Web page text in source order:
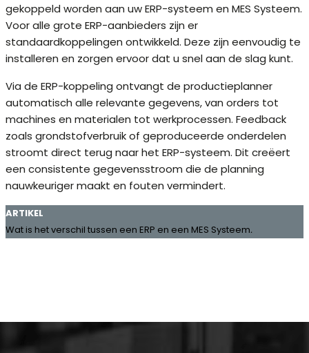
gekoppeld worden aan uw ERP-systeem en MES Systeem.
Voor alle grote ERP-aanbieders zijn er
standaardkoppelingen ontwikkeld. Deze zijn eenvoudig te
installeren en zorgen ervoor dat u snel aan de slag kunt.
Via de ERP-koppeling ontvangt de productieplanner
automatisch alle relevante gegevens, van orders tot
machines en materialen tot werkprocessen. Feedback
zoals grondstofverbruik of geproduceerde onderdelen
stroomt direct terug naar het ERP-systeem. Dit creëert
een consistente gegevensstroom die de planning
nauwkeuriger maakt en fouten vermindert.
ARTIKEL
Wat is het verschil tussen een ERP en een MES Systeem.